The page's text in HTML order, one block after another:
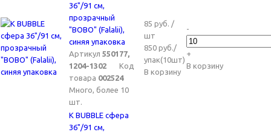
36"/91 см,
прозрачный
"BOBO" (Falalii),
синяя упаковка
Артикул 550177,
1204-1302 Код
товара 002524
Много, более 10
шт.
85 руб. /
шт
850 руб./
упак(10шт)
В корзину
-
+
В корзину
K BUBBLE сфера
36"/91 см,